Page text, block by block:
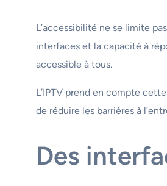
L’accessibilité ne se limite
interfaces et la capacité à
accessible à tous.
L’IPTV prend en compte
de réduire les barrières à
Des